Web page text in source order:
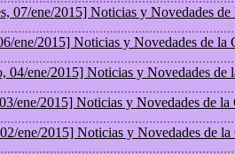
07/ene/2015] Noticias y Novedades
ene/2015] Noticias y Novedades de la
04/ene/2015] Noticias y Novedades de
ene/2015] Noticias y Novedades de la
ene/2015] Noticias y Novedades de